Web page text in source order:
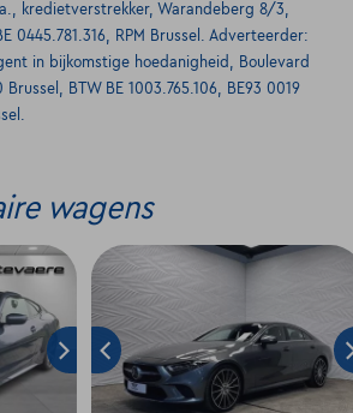
kredietverstrekker, Warandeberg 8/3,
0445.781.316, RPM Brussel. Adverteerder:
in bijkomstige hoedanigheid, Boulevard
BTW BE 1003.765.106, BE93 0019
wagens